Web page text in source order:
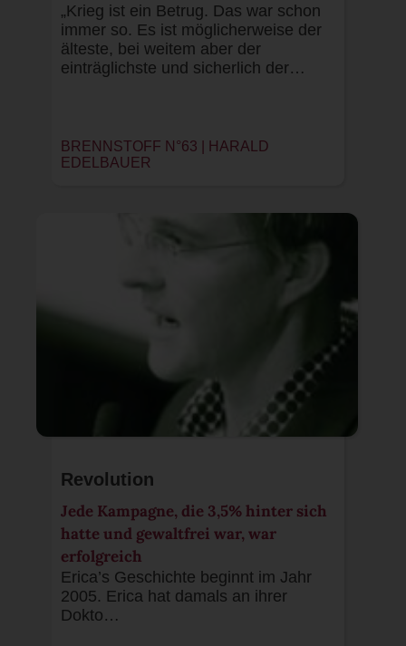
„Krieg ist ein Betrug. Das war schon
immer so. Es ist möglicherweise der
älteste, bei weitem aber der
einträglichste und sicherlich der…
BRENNSTOFF N°63 | HARALD
EDELBAUER
Revolution
Jede Kampagne, die 3,5% hinter sich
hatte und gewaltfrei war, war
erfolgreich
Erica’s Geschichte beginnt im Jahr
2005. Erica hat damals an ihrer
Dokto…